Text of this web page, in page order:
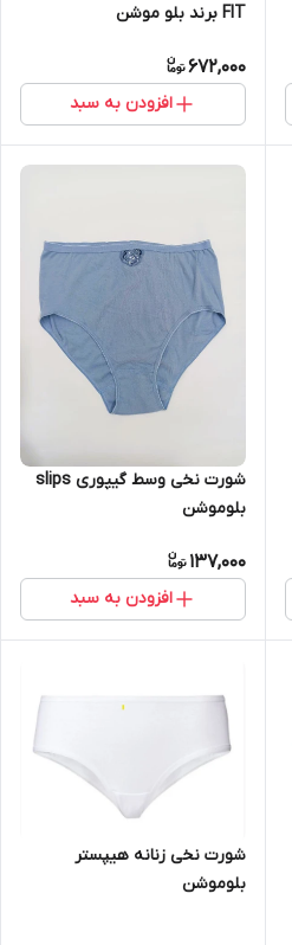
FIT برند بلو موشن
672,000
افزودن به سبد
شورت نخی وسط گیپوری slips
بلوموشن
137,000
افزودن به سبد
شورت نخی زنانه هیپستر
بلوموشن